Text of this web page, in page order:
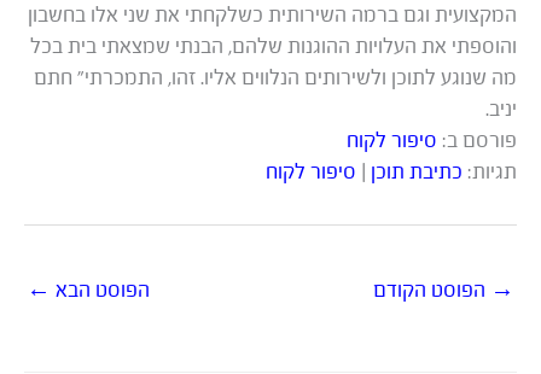
המקצועית וגם ברמה השירותית כשלקחתי את שני אלו בחשבון
והוספתי את העלויות ההוגנות שלהם, הבנתי שמצאתי בית בכל
מה שנוגע לתוכן ולשירותים הנלווים אליו. זהו, התמכרתי” חתם
יניב.
פורסם ב: סיפור לקוח
תגיות: כתיבת תוכן סיפור לקוח
→ הפוסט הקודם הפוסט הבא ←